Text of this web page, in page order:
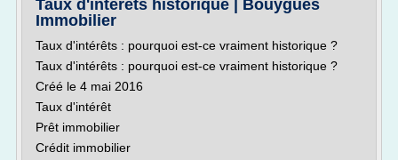
Taux d'intérêts historique | Bouygues
Immobilier
Taux d'intérêts : pourquoi est-ce vraiment historique ?
Taux d'intérêts : pourquoi est-ce vraiment historique ?
Créé le 4 mai 2016
Taux d'intérêt
Prêt immobilier
Crédit immobilier